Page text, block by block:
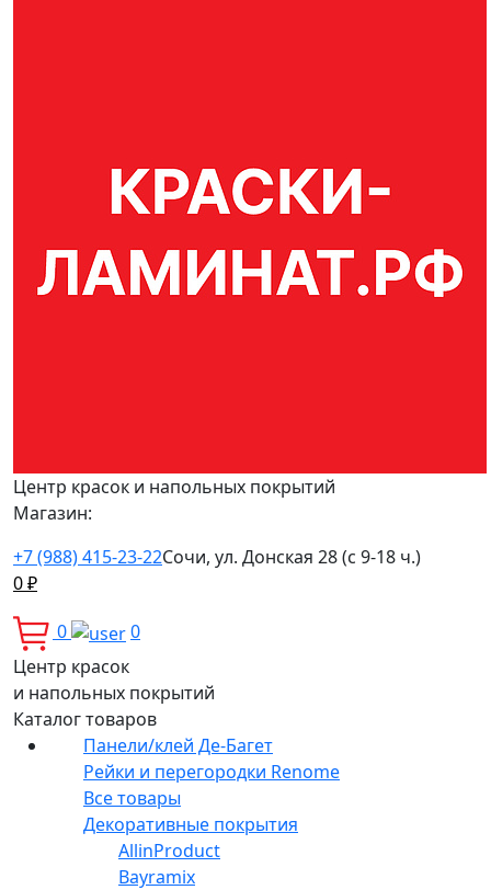
Центр красок и напольных покрытий
Магазин:
+7 (988) 415-23-22Сочи, ул. Донская 28 (с 9-18 ч.)
0₽
0
0
Центр красок
и напольных покрытий
Каталог товаров
Панели/клей Де-Багет
Рейки и перегородки Renome
Все товары
Декоративные покрытия
AllinProduct
Bayramix